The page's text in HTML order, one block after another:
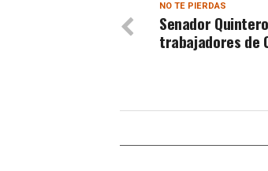
NO TE PIERDAS
Senador
trabajadores de